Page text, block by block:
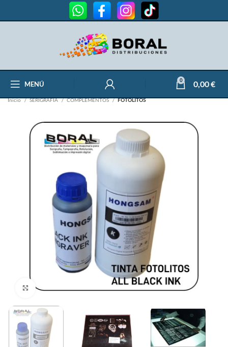
MENÚ 0 0,00€
Inicio SERIGRAFÍA COMPLEMENTOS FOTOLITOS
Clic para ampliar